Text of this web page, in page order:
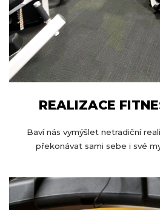
REALIZACE
Baví nás vymýšlet netradiční
překonávat sami sebe i své